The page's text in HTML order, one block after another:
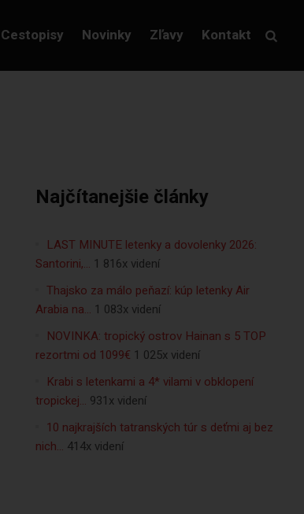
Cestopisy Novinky Zľavy Kontakt
Najčítanejšie články
LAST MINUTE letenky a dovolenky 2026:
Santorini,… 1 816x videní
Thajsko za málo peňazí: kúp letenky Air
Arabia na… 1 083x videní
NOVINKA: tropický ostrov Hainan s 5 TOP
rezortmi od 1099€ 1 025x videní
Krabi s letenkami a 4* vilami v obklopení
tropickej… 931x videní
10 najkrajších tatranských túr s deťmi aj bez
nich… 414x videní